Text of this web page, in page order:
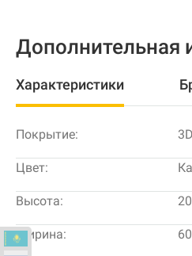
Дополнительная
Характеристики
Покрытие:
Цвет:
Высота:
Ширина: